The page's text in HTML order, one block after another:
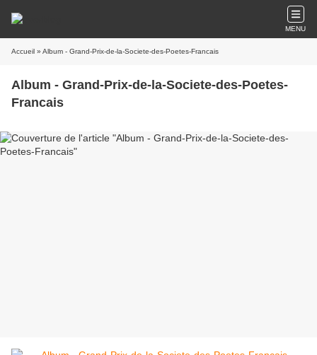
MENU
Accueil » Album - Grand-Prix-de-la-Societe-des-Poetes-Francais
Album - Grand-Prix-de-la-Societe-des-Poetes-
Francais